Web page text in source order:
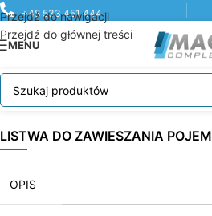
Przejdź do nawigacji
Przejdź do głównej treści
+48 533 451 444
MENU
LISTWA DO ZAWIESZANIA
OPIS